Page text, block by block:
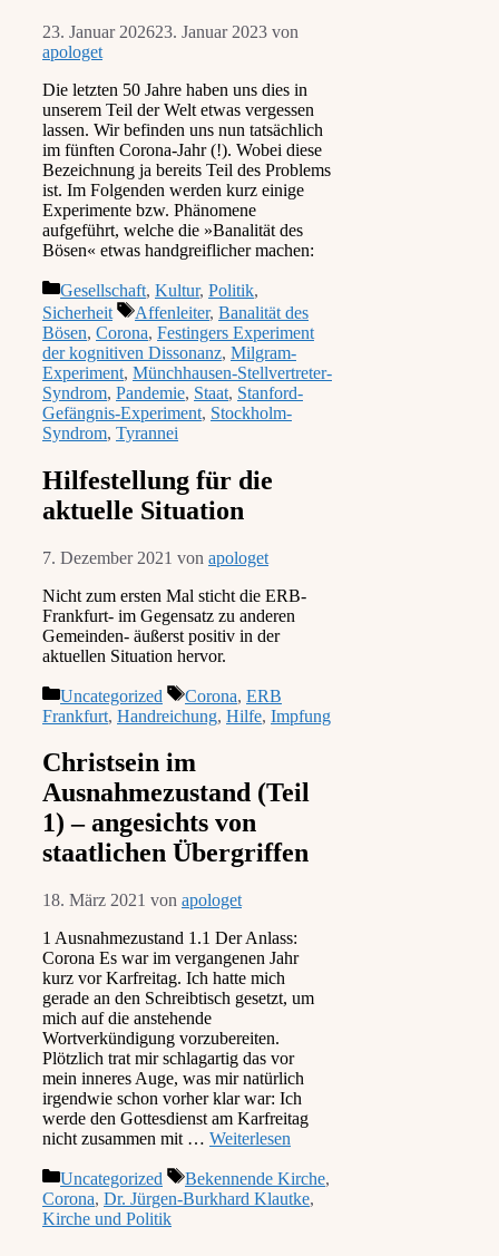
23. Januar 202623. Januar 2023 von
apologet
Die letzten 50 Jahre haben uns dies in
unserem Teil der Welt etwas vergessen
lassen. Wir befinden uns nun tatsächlich
im fünften Corona-Jahr (!). Wobei diese
Bezeichnung ja bereits Teil des Problems
ist. Im Folgenden werden kurz einige
Experimente bzw. Phänomene
aufgeführt, welche die »Banalität des
Bösen« etwas handgreiflicher machen:
Kategorien
Gesellschaft, Kultur, Politik,
Sicherheit
Schlagwörter
Affenleiter, Banalität des
Bösen, Corona, Festingers Experiment
der kognitiven Dissonanz, Milgram-
Experiment, Münchhausen-Stellvertreter-
Syndrom, Pandemie, Staat, Stanford-
Gefängnis-Experiment, Stockholm-
Syndrom, Tyrannei
Hilfestellung für die
aktuelle Situation
7. Dezember 2021 von apologet
Nicht zum ersten Mal sticht die ERB-
Frankfurt- im Gegensatz zu anderen
Gemeinden- äußerst positiv in der
aktuellen Situation hervor.
Kategorien
Uncategorized Schlagwörter
Corona, ERB
Frankfurt, Handreichung, Hilfe, Impfung
Christsein im
Ausnahmezustand (Teil
1) – angesichts von
staatlichen Übergriffen
18. März 2021 von apologet
1 Ausnahmezustand 1.1 Der Anlass:
Corona Es war im vergangenen Jahr
kurz vor Karfreitag. Ich hatte mich
gerade an den Schreibtisch gesetzt, um
mich auf die anstehende
Wortverkündigung vorzubereiten.
Plötzlich trat mir schlagartig das vor
mein inneres Auge, was mir natürlich
irgendwie schon vorher klar war: Ich
werde den Gottesdienst am Karfreitag
nicht zusammen mit … Weiterlesen
Kategorien
Uncategorized Schlagwörter
Bekennende Kirche,
Corona, Dr. Jürgen-Burkhard Klautke,
Kirche und Politik